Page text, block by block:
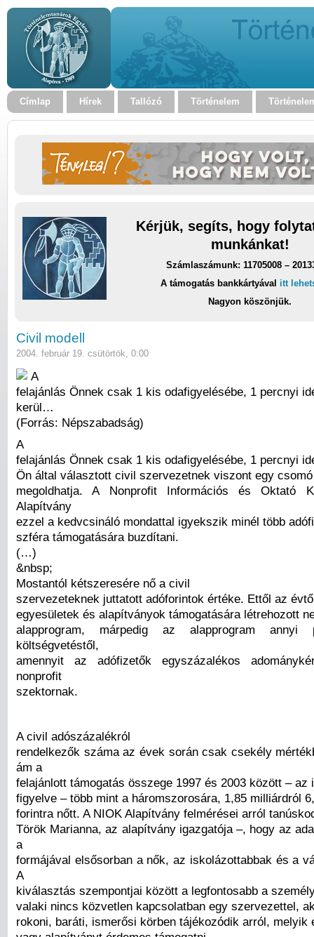
Címlap Hírek Tallózó Történelem
Kérjük, segíts, hogy
munkánkat!
Számlaszámunk: 11705008 –
A támogatás bankkártyával itt
Nagyon köszönjük.
Civil modell
2004. február 19. csütörtök, 0:00
A
felajánlás Önnek csak 1 kis odafigyelésébe, 1 percnyi
kerül…
(Forrás: Népszabadság)
A
felajánlás Önnek csak 1 kis odafigyelésébe, 1 percnyi
Ön által választott civil szervezetnek viszont egy
megoldhatja. A Nonprofit Információs és Oktató
Alapítvány
ezzel a kedvcsináló mondattal igyekszik minél több
szféra támogatására buzdítani.
(…)
&nbsp;
Mostantól kétszeresére nő a civil
szervezeteknek juttatott adóforintok értéke. Ettől az
egyesületek és alapítványok támogatására létrehozott
alapprogram, márpedig az alapprogram
költségvetéstől,
amennyit az adófizetők egyszázalékos
nonprofit
szektornak.
A civil adószázalékról
rendelkezők száma az évek során csak csekély
ám a
felajánlott támogatás összege 1997 és 2003 között – az
figyelve – több mint a háromszorosára, 1,85 milliárdról
forintra nőtt. A NIOK Alapítvány felmérései arról
Török Marianna, az alapítvány igazgatója –, hogy az
a
formájával elsősorban a nők, az iskolázottabbak és a
A
kiválasztás szempontjai között a legfontosabb a
valaki nincs közvetlen kapcsolatban egy szervezettel,
rokoni, baráti, ismerősi körben tájékozódik arról, melyik